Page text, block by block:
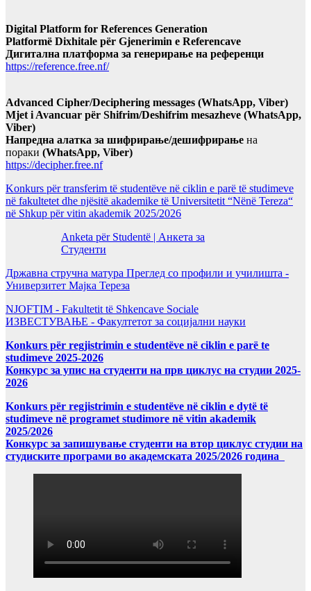
Digital Platform for References Generation
Platformë Dixhitale për Gjenerimin e Referencave
Дигитална платформа за генерирање на референци
https://reference.free.nf/
Advanced Cipher/Deciphering messages (WhatsApp, Viber)
Mjet i Avancuar për Shifrim/Deshifrim mesazheve (WhatsApp,
Viber)
Напредна алатка за шифрирање/дешифрирање на
пораки (WhatsApp, Viber)
https://decipher.free.nf
Konkurs për transferim të studentëve në ciklin e parë të studimeve
në fakultetet dhe njësitë akademike të Universitetit “Nënë Tereza“
në Shkup për vitin akademik 2025/2026
Anketa për Studentë | Анкета за
Студенти
Државна стручна матура Преглед со профили и училишта -
Универзитет Мајка Тереза
NJOFTIM - Fakultetit të Shkencave Sociale
ИЗВЕСТУВАЊЕ - Факултетот за социјални науки
Konkurs për regjistrimin e studentëve në ciklin e parë te
studimeve 2025-2026
Конкурс за упис на студенти на прв циклус на студии 2025-
2026
Konkurs për regjistrimin e studentëve në ciklin e dytë të
studimeve në programet studimore në vitin akademik
2025/2026
Конкурс за запишување студенти на втор циклус студии на
студиските програми во академската 2025/2026 година